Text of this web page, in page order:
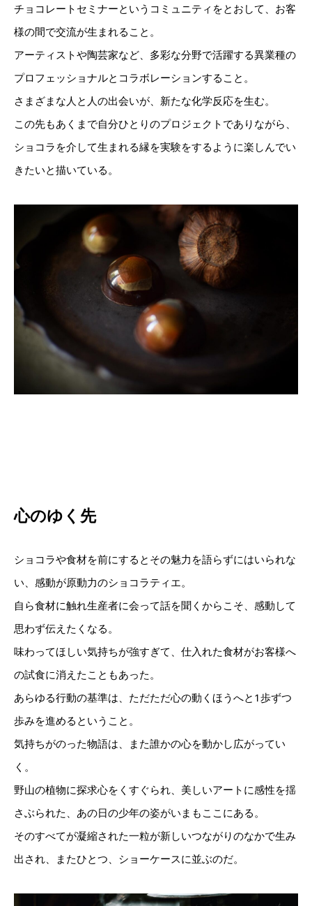
チョコレートセミナーというコミュニティをとおして、お客
様の間で交流が生まれること。
アーティストや陶芸家など、多彩な分野で活躍する異業種の
プロフェッショナルとコラボレーションすること。
さまざまな人と人の出会いが、新たな化学反応を生む。
この先もあくまで自分ひとりのプロジェクトでありながら、
ショコラを介して生まれる縁を実験をするように楽しんでい
きたいと描いている。
心のゆく先
ショコラや食材を前にするとその魅力を語らずにはいられな
い、感動が原動力のショコラティエ。
自ら食材に触れ生産者に会って話を聞くからこそ、感動して
思わず伝えたくなる。
味わってほしい気持ちが強すぎて、仕入れた食材がお客様へ
の試食に消えたこともあった。
あらゆる行動の基準は、ただただ心の動くほうへと1歩ずつ
歩みを進めるということ。
気持ちがのった物語は、また誰かの心を動かし広がってい
く。
野山の植物に探求心をくすぐられ、美しいアートに感性を揺
さぶられた、あの日の少年の姿がいまもここにある。
そのすべてが凝縮された一粒が新しいつながりのなかで生み
出され、またひとつ、ショーケースに並ぶのだ。